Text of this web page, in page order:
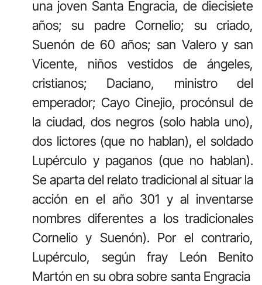
una joven Santa Engracia, de diecisiete
años; su padre Cornelio; su criado,
Suenón de 60 años; san Valero y san
Vicente, niños vestidos de ángeles,
cristianos; Daciano, ministro del
emperador; Cayo Cinejio, procónsul de
la ciudad, dos negros (solo habla uno),
dos lictores (que no hablan), el soldado
Lupérculo y paganos (que no hablan).
Se aparta del relato tradicional al situar la
acción en el año 301 y al inventarse
nombres diferentes a los tradicionales
Cornelio y Suenón). Por el contrario,
Lupérculo, según fray León Benito
Martón en su obra sobre santa Engracia